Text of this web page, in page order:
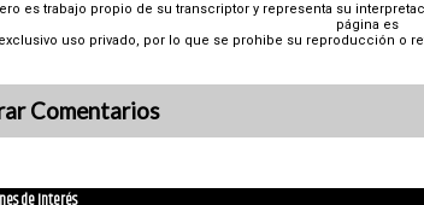
es trabajo propio de su transcriptor y representa su
página es
uso privado, por lo que se prohibe su reproducción o
Comentarios